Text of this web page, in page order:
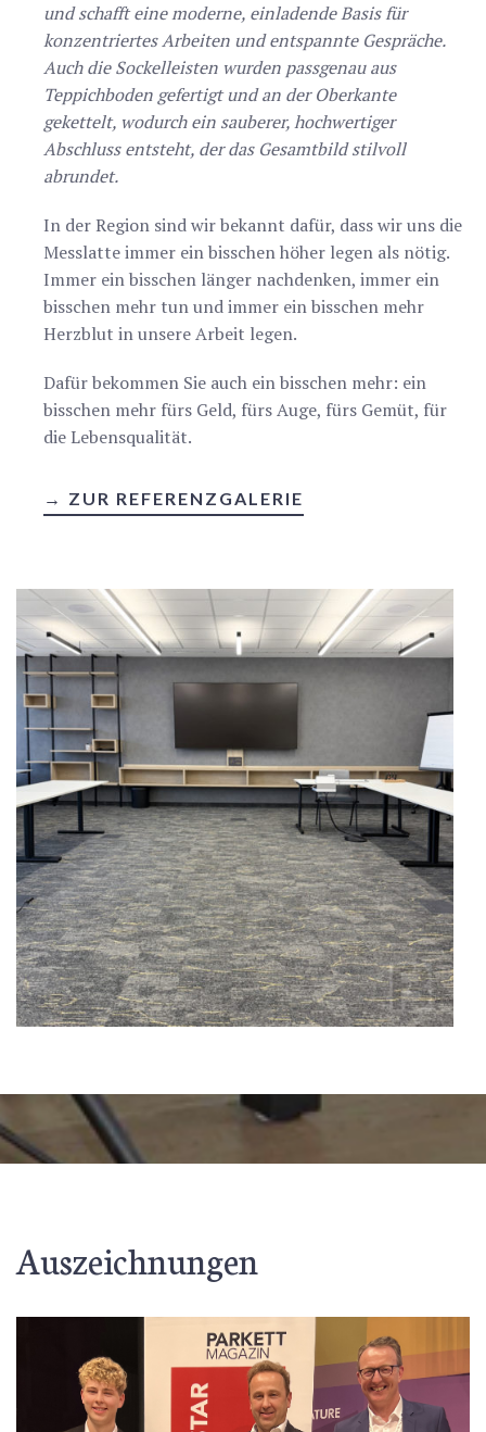
und schafft eine moderne, einladende Basis für
konzentriertes Arbeiten und entspannte Gespräche.
Auch die Sockelleisten wurden passgenau aus
Teppichboden gefertigt und an der Oberkante
gekettelt, wodurch ein sauberer, hochwertiger
Abschluss entsteht, der das Gesamtbild stilvoll
abrundet.
In der Region sind wir bekannt dafür, dass wir uns die
Messlatte immer ein bisschen höher legen als nötig.
Immer ein bisschen länger nachdenken, immer ein
bisschen mehr tun und immer ein bisschen mehr
Herzblut in unsere Arbeit legen.
Dafür bekommen Sie auch ein bisschen mehr: ein
bisschen mehr fürs Geld, fürs Auge, fürs Gemüt, für
die Lebensqualität.
→ ZUR REFERENZGALERIE
Auszeichnungen